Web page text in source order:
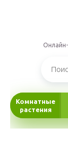
Комнатные
растения